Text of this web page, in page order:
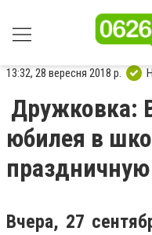
13:32, 28 вересня 2018 р.
Дружковка:
юбилея в
Вчера, 27